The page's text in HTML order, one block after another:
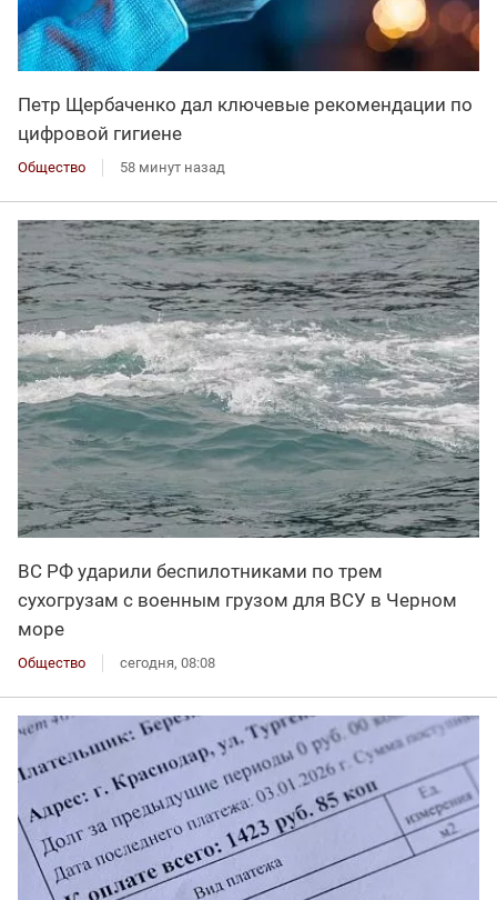
Петр Щербаченко дал ключевые рекомендации по
цифровой гигиене
Общество 58 минут назад
ВС РФ ударили беспилотниками по трем
сухогрузам с военным грузом для ВСУ в Черном
море
Общество сегодня, 08:08